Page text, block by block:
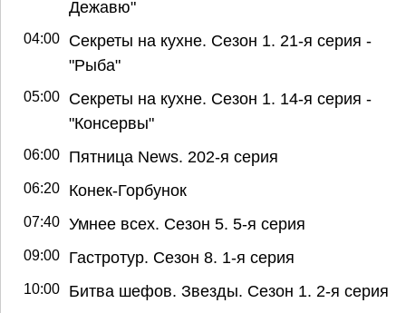
Дежавю"
04:00
Секреты на кухне. Сезон 1. 21-я серия -
"Рыба"
05:00
Секреты на кухне. Сезон 1. 14-я серия -
"Консервы"
06:00 Пятница News. 202-я серия
06:20 Конек-Горбунок
07:40 Умнее всех. Сезон 5. 5-я серия
09:00 Гастротур. Сезон 8. 1-я серия
10:00 Битва шефов. Звезды. Сезон 1. 2-я серия